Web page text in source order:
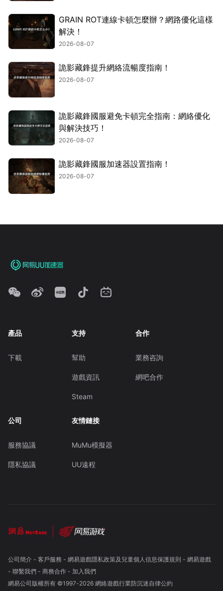
GRAIN ROT連線卡頓怎麼辦？網路優化這樣
解決！
2026-08-07
詭影藏鋒提升網絡流暢度指南！
2026-08-07
詭影藏鋒國服避免卡頓完全指南：網絡優化
與解決技巧！
2026-08-07
詭影藏鋒國服加速器設置指南！
2026-08-07
產品
下載
支持
幫助
遊戲資訊
Steam
合作
業務咨詢
網吧合作
公司
服務協議
隱私協議
友情鏈接
MuMu模擬器
UU遠程
公司簡介- 客戶服務 - 網易遊戲隱私政策及兒童個人信息保護規則 - 網易遊戲
- 聯繫我們- 商務合作- 加入我們
網易公司版權所有 ©1997-2026 網絡遊戲行業防沉迷自律公約